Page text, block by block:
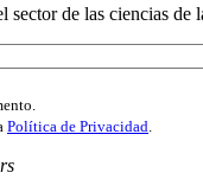
de las ciencias de
Política de Privacidad.